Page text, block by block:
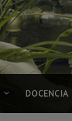
DOCENCIA